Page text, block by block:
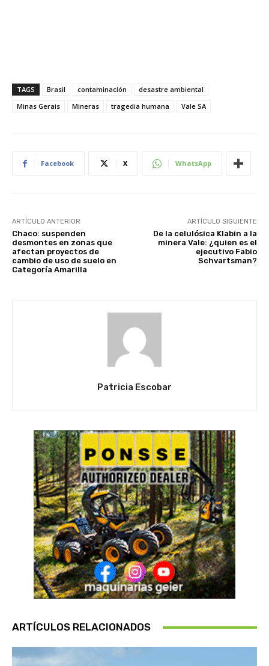
TAGS Brasil contaminación
desastre ambiental
Minas Gerais
Mineras tragedia humana Vale SA
Facebook X WhatsApp
ARTÍCULO ANTERIOR
Chaco: suspenden
desmontes en zonas que
afectan proyectos de
cambio de uso de suelo en
Categoría Amarilla
ARTÍCULO SIGUIENTE
De la celulósica Klabin a la
minera Vale: ¿quien es el
ejecutivo Fabio
Schvartsman?
Patricia Escobar
ARTÍCULOS RELACIONADOS